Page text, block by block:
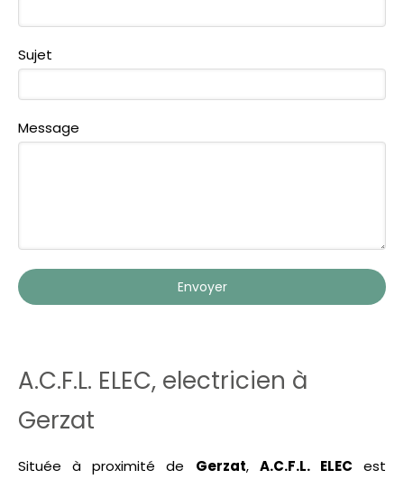
Sujet
Message
Envoyer
A.C.F.L. ELEC, electricien à
Gerzat
Située à proximité de Gerzat, A.C.F.L. ELEC est